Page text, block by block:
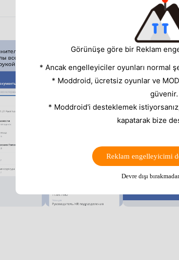
Görünüşe göre bir Reklam
* Ancak engelleyiciler oyunları normal
* Moddroid, ücretsiz oyunlar ve
güvenir.
* Moddroid'i desteklemek
kapatarak bize
Reklam engelleyicimi
Devre dışı